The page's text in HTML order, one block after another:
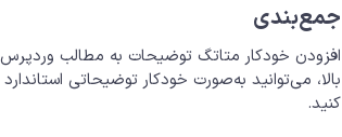
جمع‌بندی
افزودن خودکار متاتگ توضیحات به مطالب
بالا، می‌توانید به‌صورت خودکار توضیحاتی
کنید.